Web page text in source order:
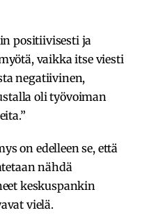
positiivisesti ja
vaikka itse viesti
negatiivinen,
oli työvoiman
on edelleen se, että
nähdä
keskuspankin
vielä.